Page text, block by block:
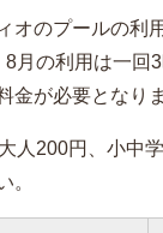
オのプールの利
8月の利用は一回
金が必要となりま
人200円、小中
。